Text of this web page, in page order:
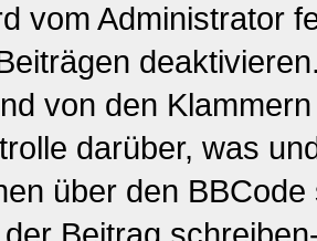
vom Administrator
von den
darüber, was
über den